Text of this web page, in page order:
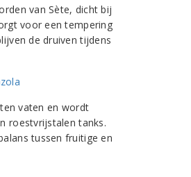
van Sète, dicht bij
voor een tempering
de druiven tijdens
vaten en wordt
roestvrijstalen tanks.
tussen fruitige en